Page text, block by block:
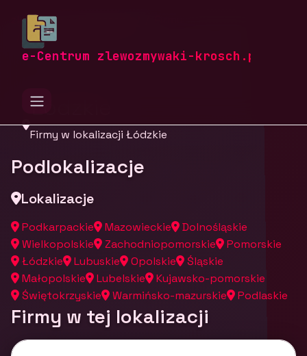
e-Centrum zlewozmywaki-krosch.pl
zlewozmywaki-krosch.pl
Firmy z województwa
Łódzkie
Firmy w lokalizacji Łódzkie
Podlokalizacje
Lokalizacje
Podkarpackie Mazowieckie
Dolnośląskie
Wielkopolskie
Zachodniopomorskie
Pomorskie
Łódzkie
Lubuskie Opolskie
Śląskie
Małopolskie
Lubelskie
Kujawsko-pomorskie
Świętokrzyskie
Warmińsko-mazurskie Podlaskie
Firmy w tej lokalizacji